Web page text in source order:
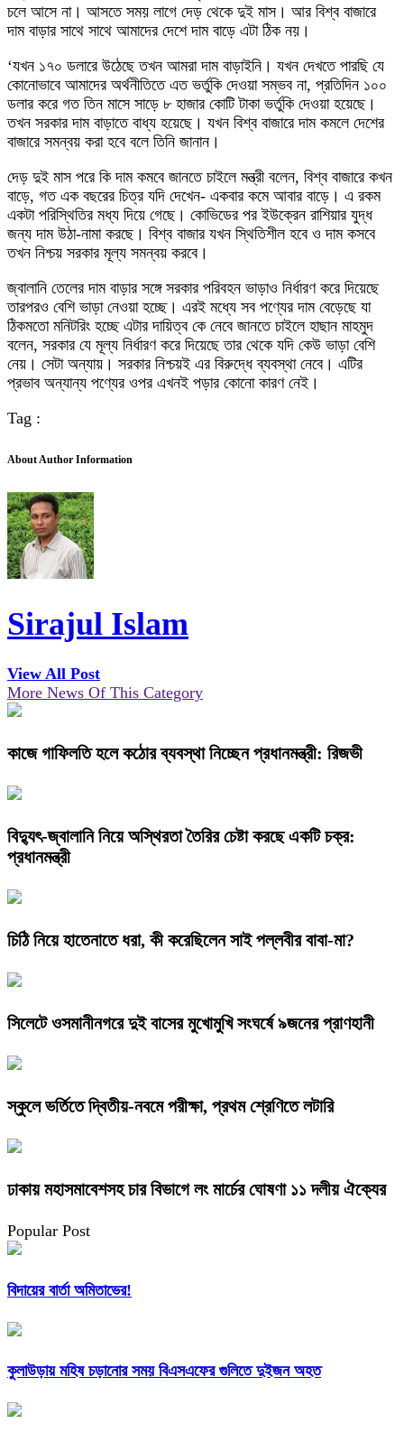
চলে আসে না। আসতে সময় লাগে দেড় থেকে দুই মাস। আর বিশ্ব বাজারে
দাম বাড়ার সাথে সাথে আমাদের দেশে দাম বাড়ে এটা ঠিক নয়।
‘যখন ১৭০ ডলারে উঠেছে তখন আমরা দাম বাড়াইনি। যখন দেখতে পারছি যে
কোনোভাবে আমাদের অর্থনীতিতে এত ভর্তুকি দেওয়া সম্ভব না, প্রতিদিন ১০০
ডলার করে গত তিন মাসে সাড়ে ৮ হাজার কোটি টাকা ভর্তুকি দেওয়া হয়েছে।
তখন সরকার দাম বাড়াতে বাধ্য হয়েছে। যখন বিশ্ব বাজারে দাম কমলে দেশের
বাজারে সমন্বয় করা হবে বলে তিনি জানান।
দেড় দুই মাস পরে কি দাম কমবে জানতে চাইলে মন্ত্রী বলেন, বিশ্ব বাজারে কখন
বাড়ে, গত এক বছরের চিত্র যদি দেখেন- একবার কমে আবার বাড়ে। এ রকম
একটা পরিস্থিতির মধ্য দিয়ে গেছে। কোভিডের পর ইউক্রেন রাশিয়ার যুদ্ধ
জন্য দাম উঠা-নামা করছে। বিশ্ব বাজার যখন স্থিতিশীল হবে ও দাম কসবে
তখন নিশ্চয় সরকার মূল্য সমন্বয় করবে।
জ্বালানি তেলের দাম বাড়ার সঙ্গে সরকার পরিবহন ভাড়াও নির্ধারণ করে দিয়েছে
তারপরও বেশি ভাড়া নেওয়া হচ্ছে। এরই মধ্যে সব পণ্যের দাম বেড়েছে যা
ঠিকমতো মনিটরিং হচ্ছে এটার দায়িত্ব কে নেবে জানতে চাইলে হাছান মাহমুদ
বলেন, সরকার যে মূল্য নির্ধারণ করে দিয়েছে তার থেকে যদি কেউ ভাড়া বেশি
নেয়। সেটা অন্যায়। সরকার নিশ্চয়ই এর বিরুদ্ধে ব্যবস্থা নেবে। এটির
প্রভাব অন্যান্য পণ্যের ওপর এখনই পড়ার কোনো কারণ নেই।
Tag :
About Author Information
Sirajul Islam
View All Post
More News Of This Category
কাজে গাফিলতি হলে কঠোর ব্যবস্থা নিচ্ছেন প্রধানমন্ত্রী: রিজভী
বিদ্যুৎ-জ্বালানি নিয়ে অস্থিরতা তৈরির চেষ্টা করছে একটি চক্র:
প্রধানমন্ত্রী
চিঠি নিয়ে হাতেনাতে ধরা, কী করেছিলেন সাই পল্লবীর বাবা-মা?
সিলেটে ওসমানীনগরে দুই বাসের মুখোমুখি সংঘর্ষে ৯জনের প্রাণহানী
স্কুলে ভর্তিতে দ্বিতীয়-নবমে পরীক্ষা, প্রথম শ্রেণিতে লটারি
ঢাকায় মহাসমাবেশসহ চার বিভাগে লং মার্চের ঘোষণা ১১ দলীয় ঐক্যের
Popular Post
বিদায়ের বার্তা অমিতাভের!
কুলাউড়ায় মহিষ চড়ানোর সময় বিএসএফের গুলিতে দুইজন অহত